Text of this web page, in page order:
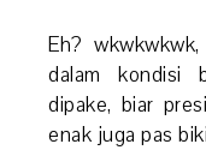
Eh?
dalam kondisi
dipake, biar
enak juga pas